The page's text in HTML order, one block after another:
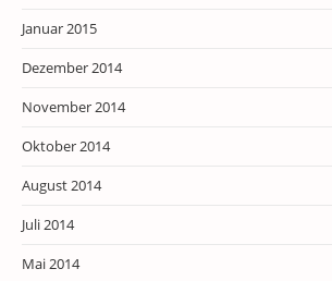
Januar 2015
Dezember 2014
November 2014
Oktober 2014
August 2014
Juli 2014
Mai 2014